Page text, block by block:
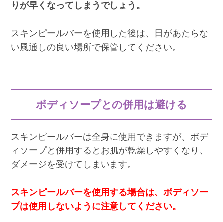
りが早くなってしまうでしょう。
スキンピールバーを使用した後は、日があたらな
い風通しの良い場所で保管してください。
ボディソープとの併用は避ける
スキンピールバーは全身に使用できますが、ボデ
ィソープと併用するとお肌が乾燥しやすくなり、
ダメージを受けてしまいます。
スキンピールバーを使用する場合は、ボディソー
プは使用しないように注意してください。